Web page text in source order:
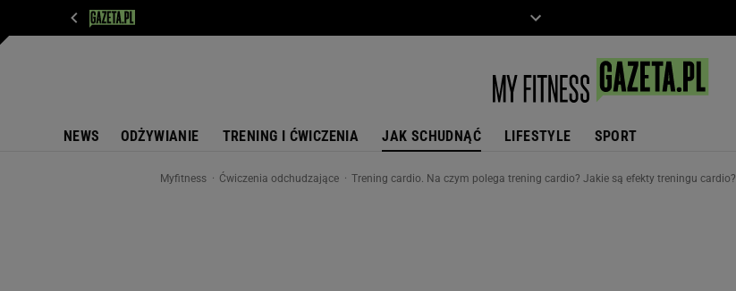
NEWS ODŻYWIANIE TRENING I ĆWICZENIA JAK SCHUDNĄĆ LIFESTYLE SPORT
Myfitness Ćwiczenia odchudzające Trening cardio. Na czym polega trening cardio? Jakie są efekty treningu cardio?